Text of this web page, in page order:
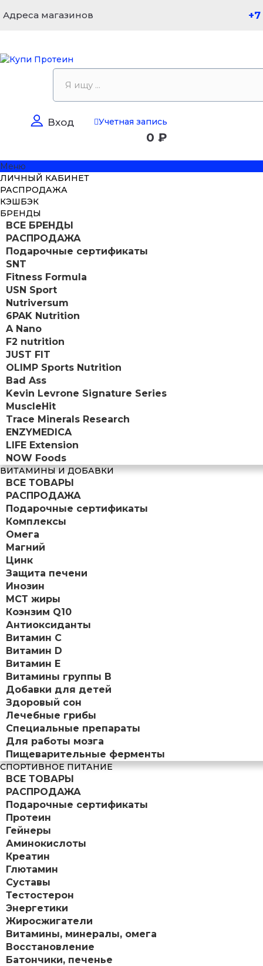
Адреса магазинов
Вход Учетная запись
0 ₽
Меню
ЛИЧНЫЙ КАБИНЕТ
РАСПРОДАЖА
КЭШБЭК
БРЕНДЫ
ВСЕ БРЕНДЫ
РАСПРОДАЖА
Подарочные сертификаты
SNT
Fitness Formula
USN Sport
Nutriversum
6PAK Nutrition
A Nano
F2 nutrition
JUST FIT
OLIMP Sports Nutrition
Bad Ass
Kevin Levrone Signature Series
MuscleHit
Trace Minerals Research
ENZYMEDICA
LIFE Extension
NOW Foods
ВИТАМИНЫ И ДОБАВКИ
ВСЕ ТОВАРЫ
РАСПРОДАЖА
Подарочные сертификаты
Комплексы
Омега
Магний
Цинк
Защита печени
Инозин
МСТ жиры
Коэнзим Q10
Антиоксиданты
Витамин С
Витамин D
Витамин Е
Витамины группы B
Добавки для детей
Здоровый сон
Лечебные грибы
Специальные препараты
Для работы мозга
Пищеварительные ферменты
СПОРТИВНОЕ ПИТАНИЕ
ВСЕ ТОВАРЫ
РАСПРОДАЖА
Подарочные сертификаты
Протеин
Гейнеры
Аминокислоты
Креатин
Глютамин
Суставы
Тестостерон
Энергетики
Жиросжигатели
Витамины, минералы, омега
Восстановление
Батончики, печенье